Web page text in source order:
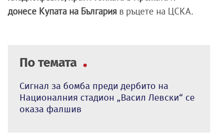
донесе Купата на България в ръцете на ЦСКА.
По темата
Сигнал за бомба преди дербито на
Националния стадион „Васил Левски“ се
оказа фалшив